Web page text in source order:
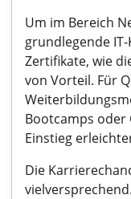
Um im Bereich
grundlegende
Zertifikate, wie
von Vorteil. Für
Bootcamps oder
Einstieg
Die